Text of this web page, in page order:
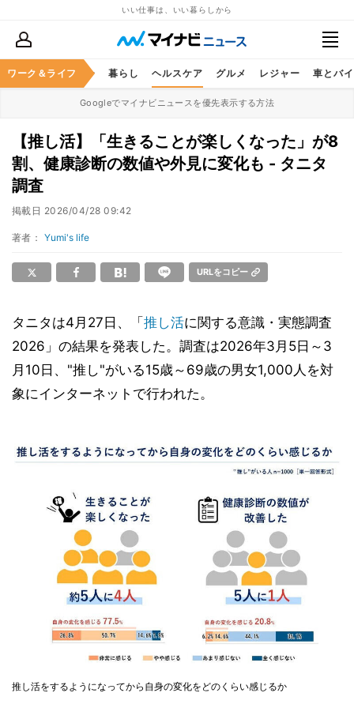
いい仕事は、いい暮らしから
ワーク＆ライフ
ススキル マネー 暮らし ヘルスケア グルメ レジャー 車とバ
Googleでマイナビニュースを優先表示する方法
【推し活】「生きることが楽しくなった」が8
割、健康診断の数値や外見に変化も - タニタ
調査
掲載日 2026/04/28 09:42
著者： Yumi's life
URLをコピー
タニタは4月27日、「 推し活に関する意識・実態調査
2026」の結果を発表した。調査は2026年3月5日～3
月10日、"推し"がいる15歳～69歳の男女1,000人を対
象にインターネットで行われた。
推し活をするようになってから自身の変化をどのくらい感じるか